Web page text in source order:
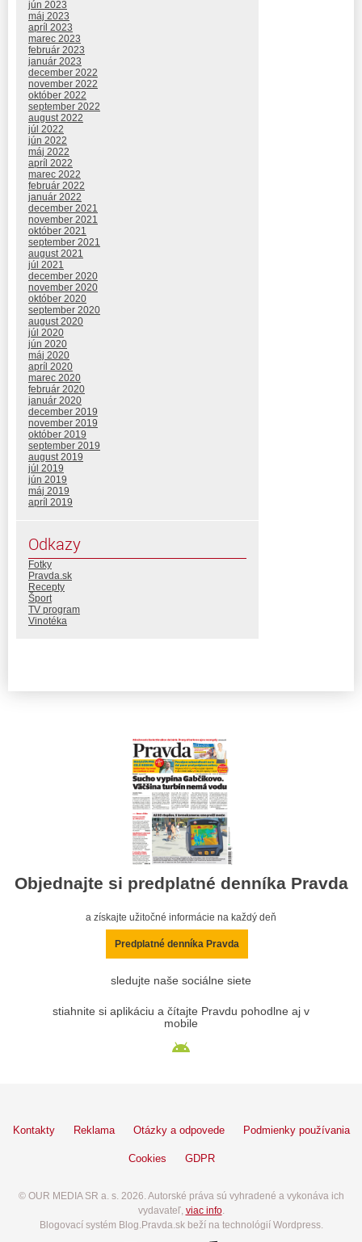
jún 2023
máj 2023
apríl 2023
marec 2023
február 2023
január 2023
december 2022
november 2022
október 2022
september 2022
august 2022
júl 2022
jún 2022
máj 2022
apríl 2022
marec 2022
február 2022
január 2022
december 2021
november 2021
október 2021
september 2021
august 2021
júl 2021
december 2020
november 2020
október 2020
september 2020
august 2020
júl 2020
jún 2020
máj 2020
apríl 2020
marec 2020
február 2020
január 2020
december 2019
november 2019
október 2019
september 2019
august 2019
júl 2019
jún 2019
máj 2019
apríl 2019
Odkazy
Fotky
Pravda.sk
Recepty
Šport
TV program
Vinotéka
Objednajte si predplatné denníka Pravda
a získajte užitočné informácie na každý deň
Predplatné denníka Pravda
sledujte naše sociálne siete
stiahnite si aplikáciu a čítajte Pravdu pohodlne aj v
mobile
Kontakty Reklama Otázky a odpovede Podmienky používania
Cookies GDPR
© OUR MEDIA SR a. s. 2026. Autorské práva sú vyhradené a vykonáva ich
vydavateľ, viac info.
Blogovací systém Blog.Pravda.sk beží na technológií Wordpress.